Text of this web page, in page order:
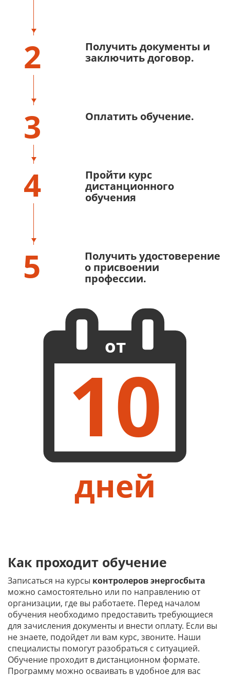
2
Получить документы и
заключить договор.
3 Оплатить обучение.
4
Пройти курс
дистанционного
обучения
5
Получить удостоверение
о присвоении
профессии.
от
10
дней
Как проходит обучение
Записаться на курсы контролеров энергосбыта
можно самостоятельно или по направлению от
организации, где вы работаете. Перед началом
обучения необходимо предоставить требующиеся
для зачисления документы и внести оплату. Если вы
не знаете, подойдет ли вам курс, звоните. Наши
специалисты помогут разобраться с ситуацией.
Обучение проходит в дистанционном формате.
Программу можно осваивать в удобное для вас